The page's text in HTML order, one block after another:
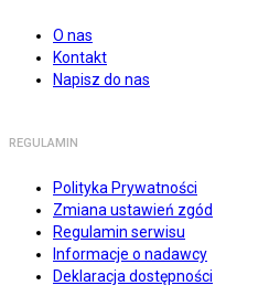
O nas
Kontakt
Napisz do nas
REGULAMIN
Polityka Prywatności
Zmiana ustawień zgód
Regulamin serwisu
Informacje o nadawcy
Deklaracja dostępności